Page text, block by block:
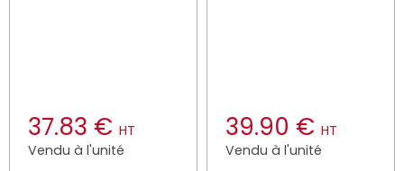
37.83 € HT
Vendu à l'unité
39.90 € HT
Vendu à l'unité